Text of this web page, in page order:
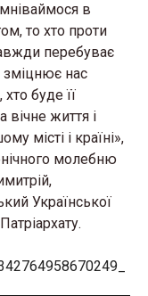
в
то хто проти
перебуває
зміцнює нас
буде її
вічне життя і
місті і країні»,
молебню
Української